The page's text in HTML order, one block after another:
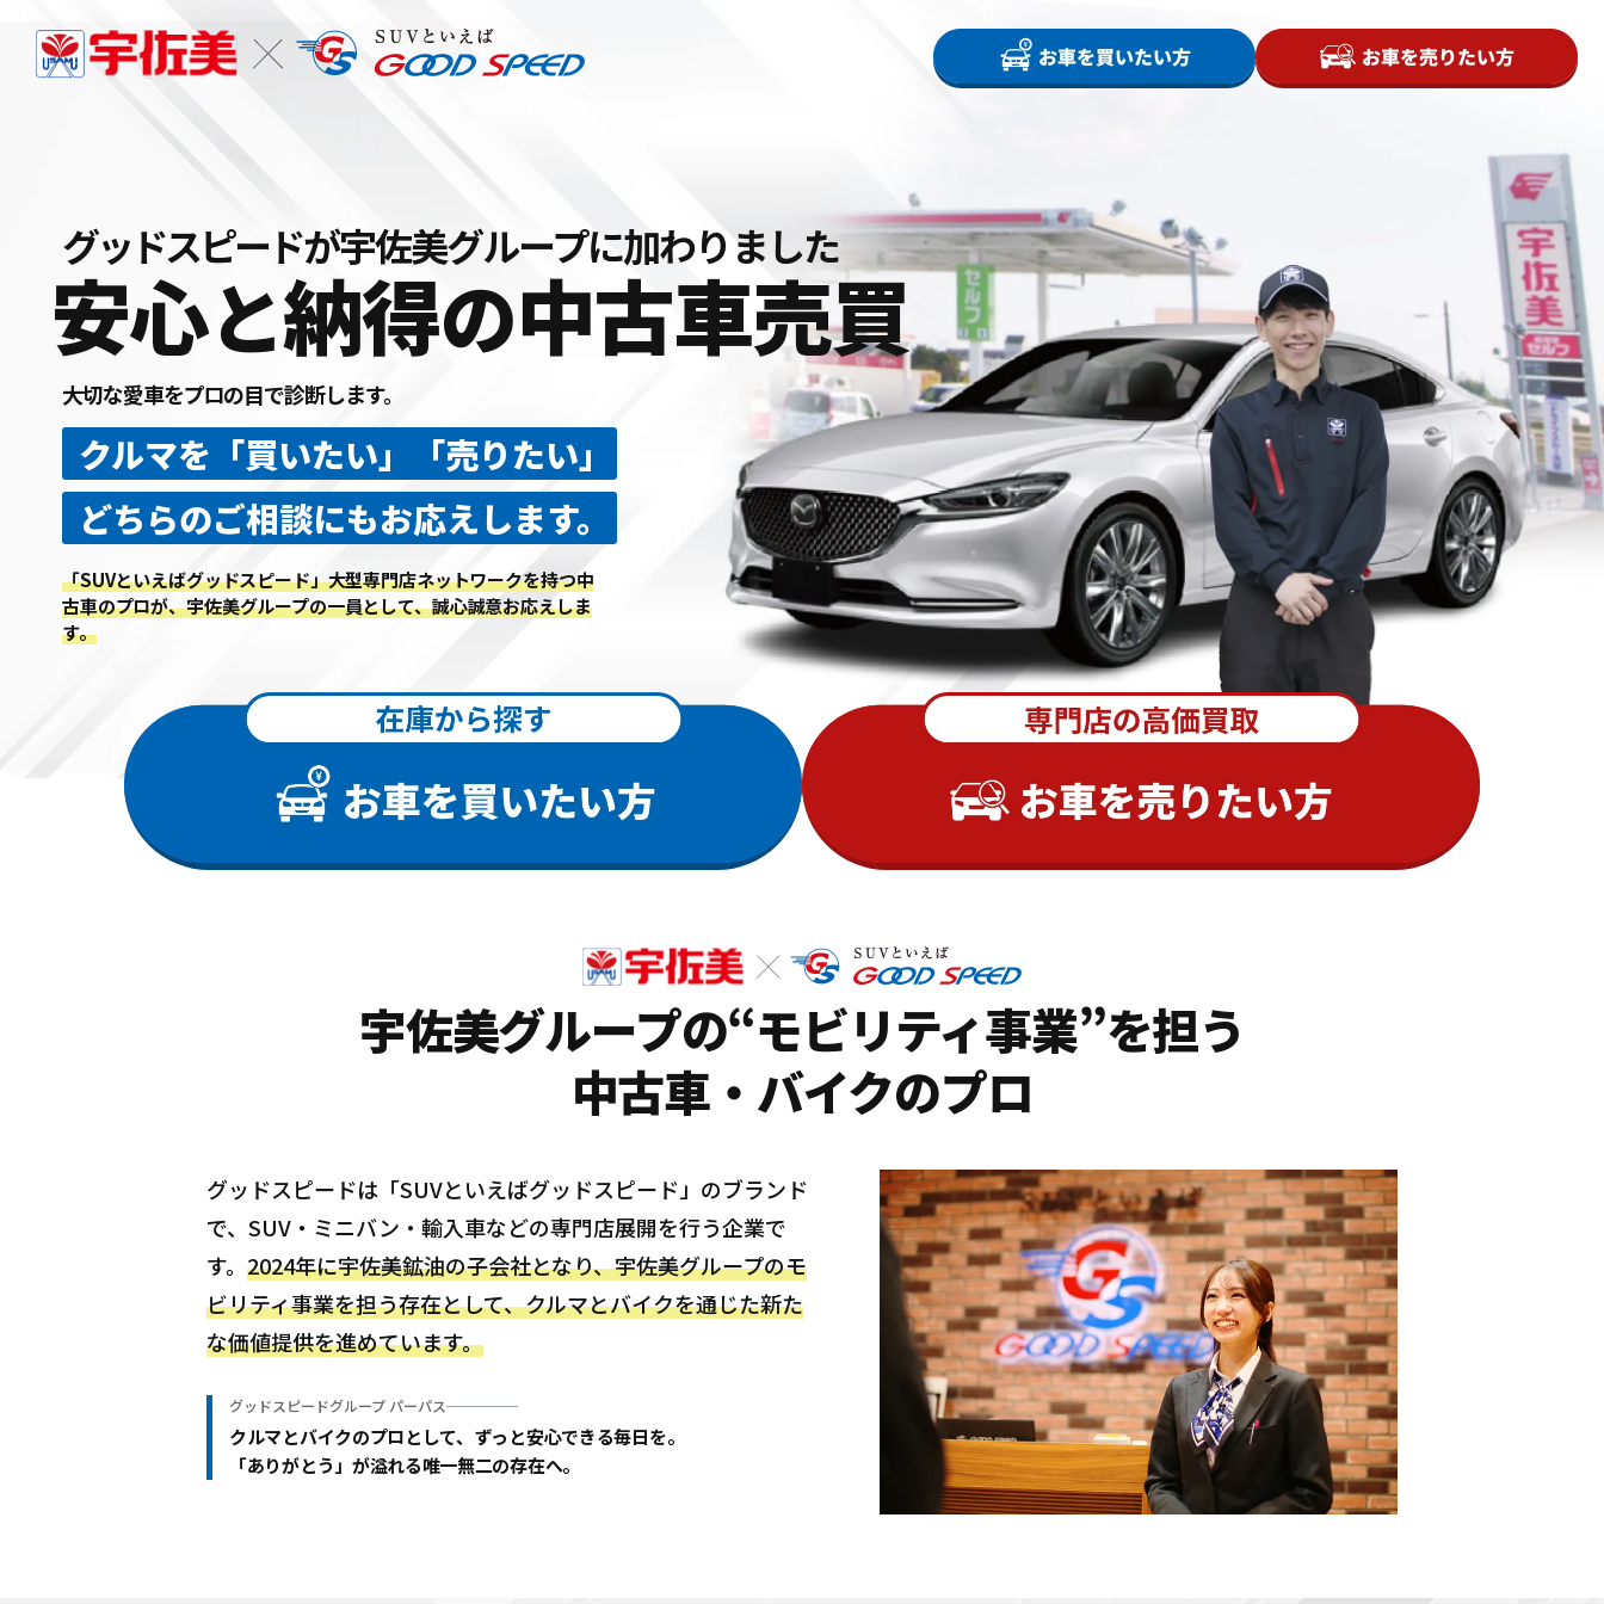
グッドスピードが宇佐美グループに加わりました
安心と納得の中古車売買
大切な愛車をプロの目で診断します。
クルマを「買いたい」「売りたい」
どちらのご相談にもお応えします。
「SUVといえばグッドスピード」大型専門店ネットワークを持つ中
古車のプロが、宇佐美グループの一員として、誠心誠意お応えしま
す。
宇佐美グループの“モビリティ事業”を担う
中古車・バイクのプロ
グッドスピードは「SUVといえばグッドスピード」のブランド
で、SUV・ミニバン・輸入車などの専門店展開を行う企業で
す。 2024年に宇佐美鉱油の子会社となり、宇佐美グループのモ
ビリティ事業を担う存在として、クルマとバイクを通じた新た
な価値提供を進めています。
グッドスピードグループ パーパス
クルマとバイクのプロとして、ずっと安心できる毎日を。
「ありがとう」が溢れる唯一無二の存在へ。